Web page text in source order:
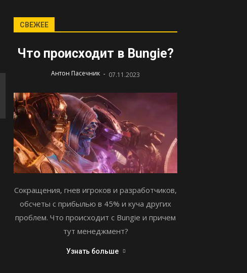
СВЕЖЕЕ
Что происходит в Bungie?
Антон Пасечник - 07.11.2023
Сокращения, гнев игроков и разработчиков,
обсчеты с прибылью в 45% и куча других
проблем. Что происходит с Bungie и причем
тут менеджмент?
Узнать больше